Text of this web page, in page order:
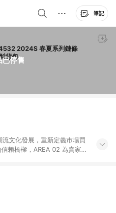
筆記
已停售
2024S 春夏系列鏈條
背包
文化發展，重新定義市場買
賴橋樑，AREA 02 為賣家提